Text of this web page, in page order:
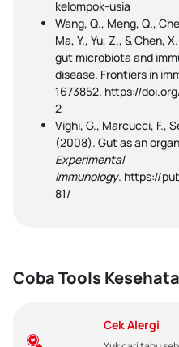
kelompok-usia
Wang, Q., Meng, Q.,
Ma, Y., Yu, Z., & Chen,
gut microbiota and
disease. Frontiers in
1673852. https://
2
Vighi, G., Marcucci, F.,
(2008). Gut as an
Experimental
Immunology. https://
81/
Coba Tools
Cek Alergi